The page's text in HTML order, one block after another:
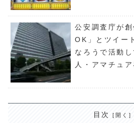
公安調査庁が
OK」とツイー
なろうで活動
人・アマチュ
目次